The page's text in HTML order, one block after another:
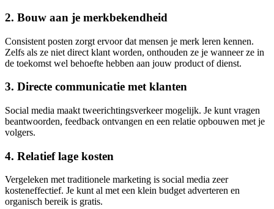
2. Bouw aan je merkbekendheid
Consistent posten zorgt ervoor dat mensen je merk leren kennen.
Zelfs als ze niet direct klant worden, onthouden ze je wanneer ze in
de toekomst wel behoefte hebben aan jouw product of dienst.
3. Directe communicatie met klanten
Social media maakt tweerichtingsverkeer mogelijk. Je kunt vragen
beantwoorden, feedback ontvangen en een relatie opbouwen met je
volgers.
4. Relatief lage kosten
Vergeleken met traditionele marketing is social media zeer
kosteneffectief. Je kunt al met een klein budget adverteren en
organisch bereik is gratis.